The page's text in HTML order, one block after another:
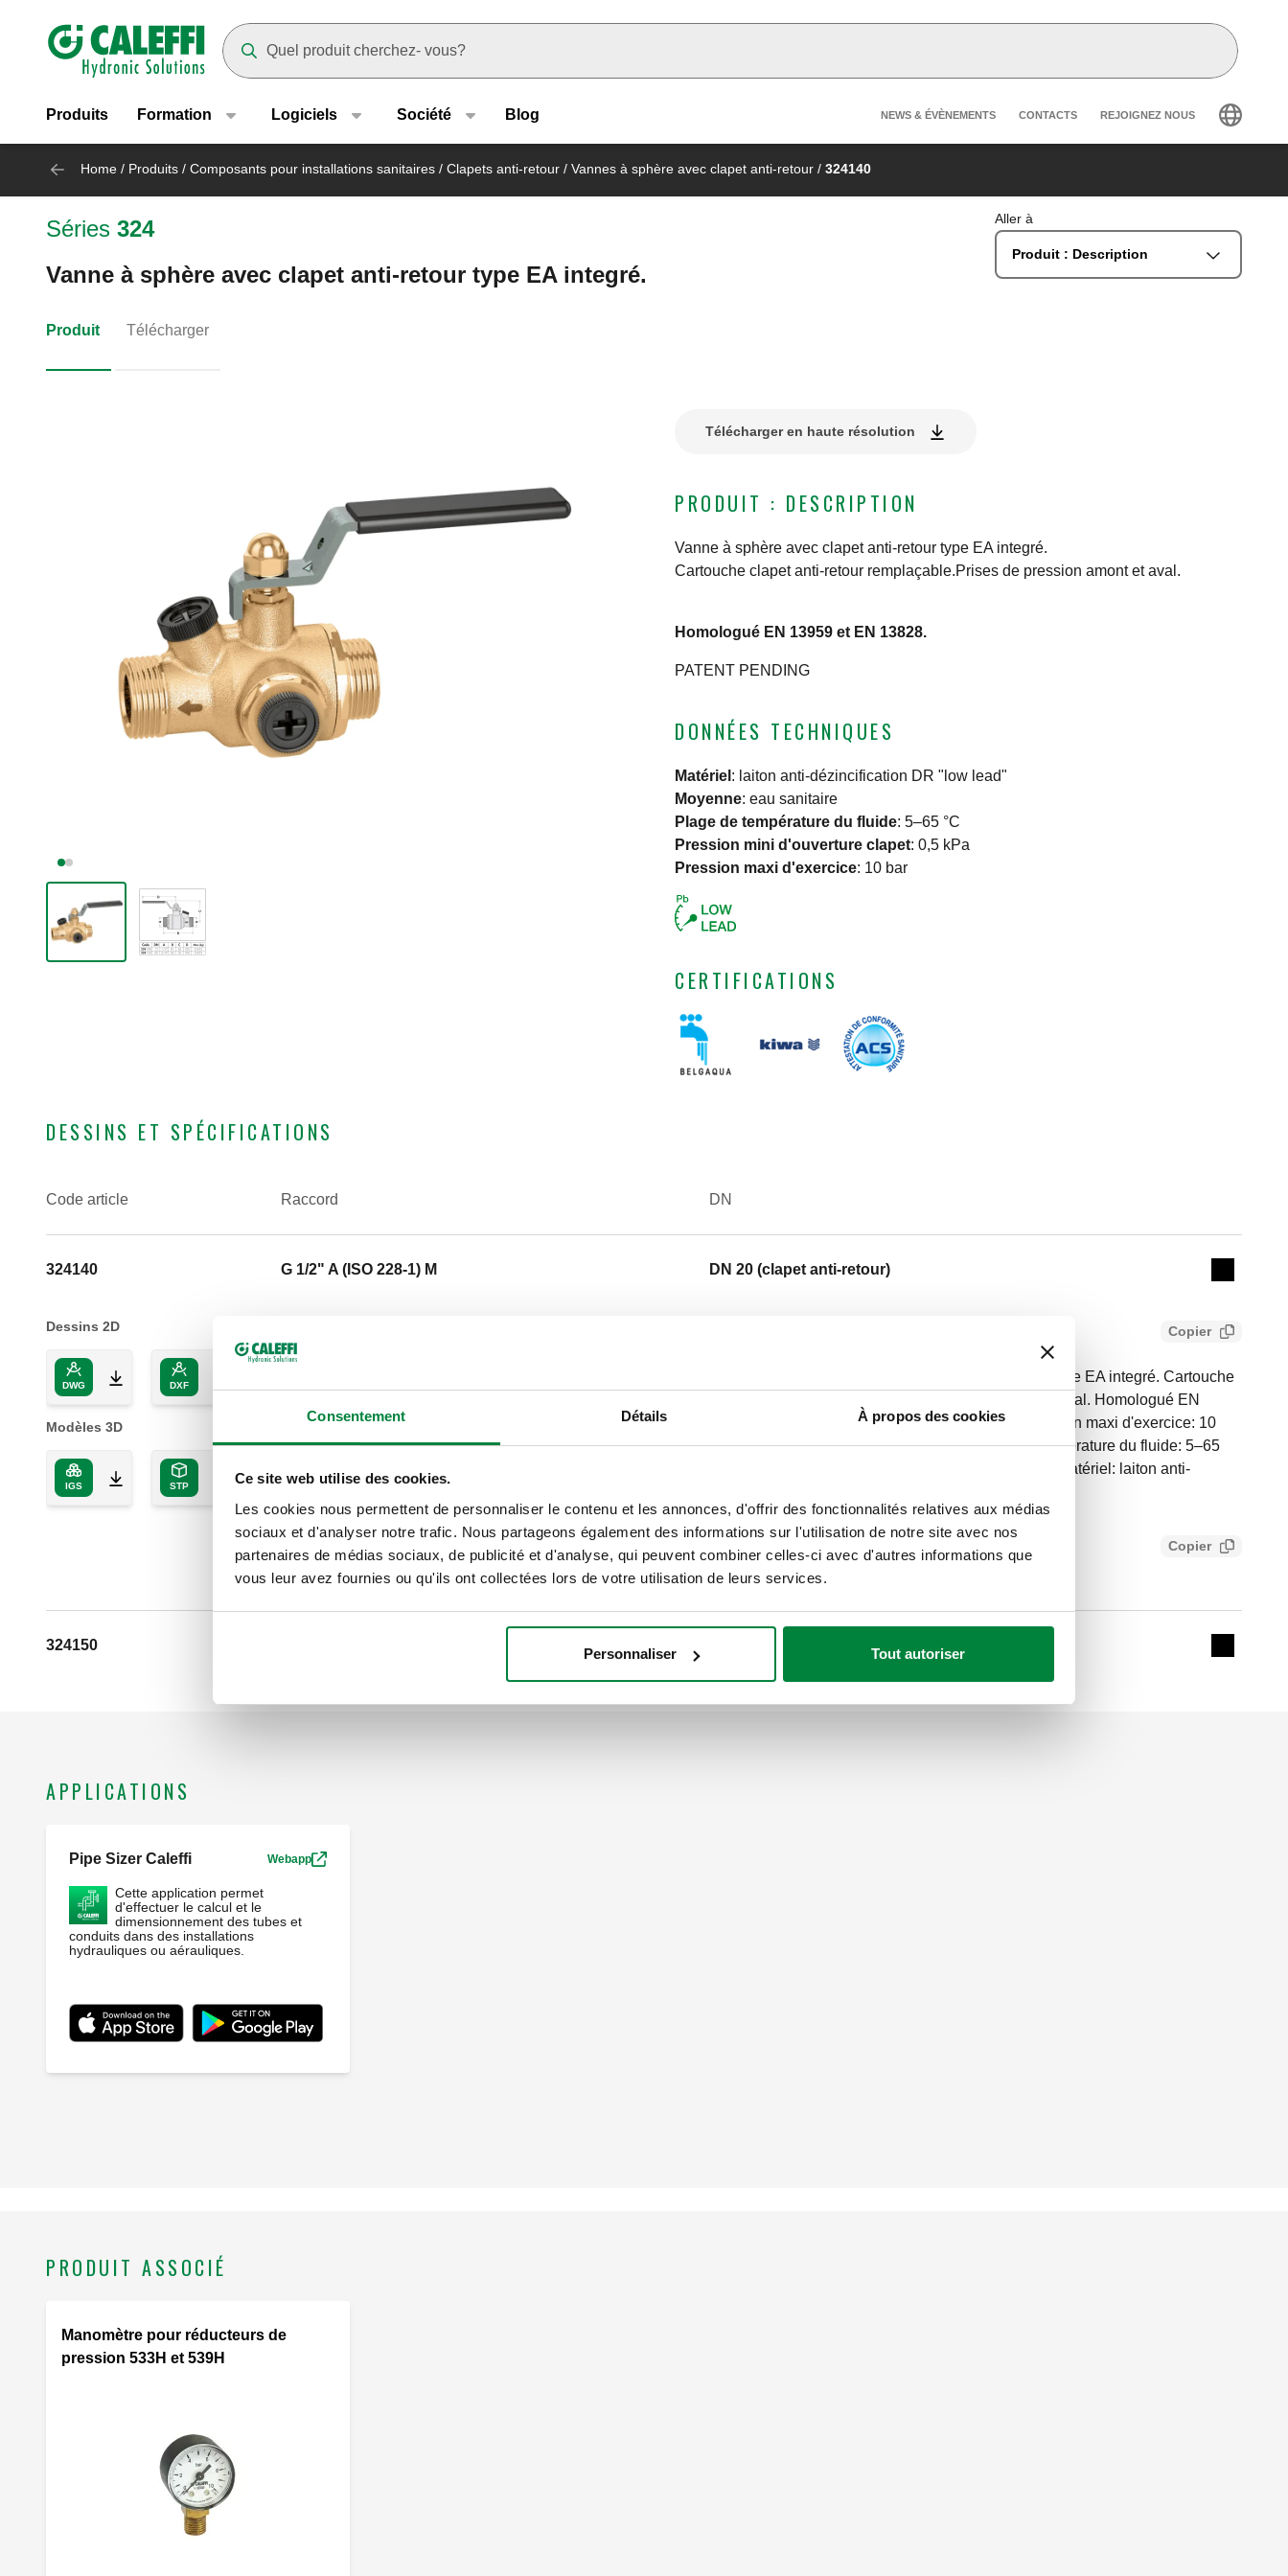
Consentement Détails À propos des cookies
Ce site web utilise des cookies.
Les cookies nous permettent de personnaliser le contenu et les annonces, d'offrir des fonctionnalités relatives aux médias
sociaux et d'analyser notre trafic. Nous partageons également des informations sur l'utilisation de notre site avec nos
partenaires de médias sociaux, de publicité et d'analyse, qui peuvent combiner celles-ci avec d'autres informations que
vous leur avez fournies ou qu'ils ont collectées lors de votre utilisation de leurs services.
Personnaliser Tout autoriser
Header main navigation
Produits Formation Logiciels Société Blog Header secondary navigation
NEWS & ÉVÈNEMENTS CONTACTS REJOIGNEZ NOUS
Home / Produits / Composants pour installations sanitaires / Clapets anti-retour / Vannes à sphère avec clapet anti-retour / 324140
Séries 324
Vanne à sphère avec clapet anti-retour type EA integré.
Aller à
Produit : Description
Produit Télécharger
Télécharger en haute résolution
PRODUIT : DESCRIPTION
Vanne à sphère avec clapet anti-retour type EA integré.
Cartouche clapet anti-retour remplaçable.Prises de pression amont et aval.
Homologué EN 13959 et EN 13828.
PATENT PENDING
DONNÉES TECHNIQUES
Matériel : laiton anti-dézincification DR "low lead"
Moyenne: eau sanitaire
Plage de température du fluide: 5–65 °C
Pression mini d'ouverture clapet: 0,5 kPa
Pression maxi d'exercice: 10 bar
CERTIFICATIONS
DESSINS ET SPÉCIFICATIONS
Code article Raccord
DN
324140 G 1/2" A (ISO 228-1) M DN 20 (clapet anti-retour)
Collapse
Dessins 2D
DWG DXF
Modèles 3D
IGS STP
Copier
CALEFFI, 324140. Vanne à sphère avec clapet anti-retour type EA integré. Cartouche
clapet anti-retour remplaçable. Prises de pression amont et aval. Homologué EN
13959 et EN 13828. Raccord: G 1/2" A (ISO 228-1) M. Pression maxi d'exercice: 10
bar. Pression mini d'ouverture clapet: 0,5 kPa. Plage de température du fluide: 5–65
°C. Moyenne: eau sanitaire. DN: DN 20 (clapet anti-retour). Matériel: laiton anti-
SCIP code
cc0bbdd0-41cc-427a-b0b4-a7ff701400eb
Copier
324150 DN 20 (clapet anti-retour)
Expand
APPLICATIONS
Pipe Sizer Caleffi Webapp
Cette application permet
d'effectuer le calcul et le
dimensionnement des tubes et
conduits dans des installations
hydrauliques ou aérauliques.
PRODUIT ASSOCIÉ
Manomètre pour réducteurs de
pression 533H et 539H